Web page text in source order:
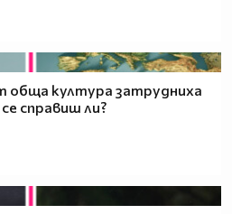
обща култура затрудниха
справиш ли?